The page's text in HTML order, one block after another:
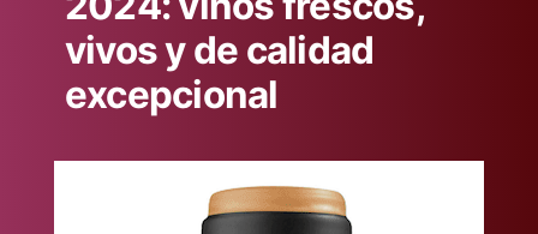
vivos y de calidad
excepcional